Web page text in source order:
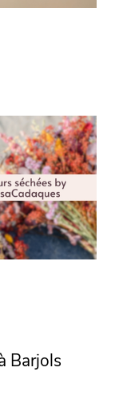
Barjols